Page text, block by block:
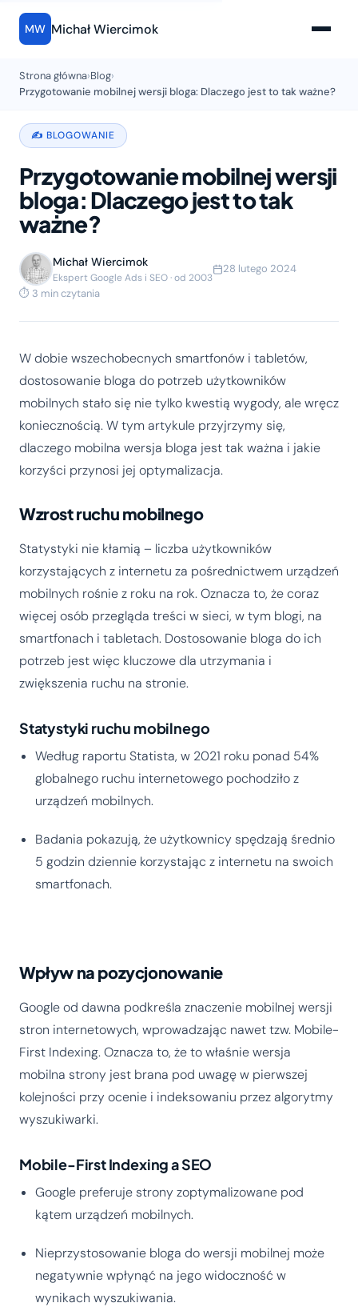
MW Michał Wiercimok
Strona główna›Blog›
Przygotowanie mobilnej wersji bloga: Dlaczego jest to tak ważne?
✍️ BLOGOWANIE
Przygotowanie mobilnej wersji
bloga: Dlaczego jest to tak
ważne?
Michał Wiercimok
Ekspert Google Ads i SEO · od 2003
28 lutego 2024
⏱ 3 min czytania
W dobie wszechobecnych smartfonów i tabletów,
dostosowanie bloga do potrzeb użytkowników
mobilnych stało się nie tylko kwestią wygody, ale wręcz
koniecznością. W tym artykule przyjrzymy się,
dlaczego mobilna wersja bloga jest tak ważna i jakie
korzyści przynosi jej optymalizacja.
Wzrost ruchu mobilnego
Statystyki nie kłamią – liczba użytkowników
korzystających z internetu za pośrednictwem urządzeń
mobilnych rośnie z roku na rok. Oznacza to, że coraz
więcej osób przegląda treści w sieci, w tym blogi, na
smartfonach i tabletach. Dostosowanie bloga do ich
potrzeb jest więc kluczowe dla utrzymania i
zwiększenia ruchu na stronie.
Statystyki ruchu mobilnego
Według raportu Statista, w 2021 roku ponad 54%
globalnego ruchu internetowego pochodziło z
urządzeń mobilnych.
Badania pokazują, że użytkownicy spędzają średnio
5 godzin dziennie korzystając z internetu na swoich
smartfonach.
Wpływ na pozycjonowanie
Google od dawna podkreśla znaczenie mobilnej wersji
stron internetowych, wprowadzając nawet tzw. Mobile-
First Indexing. Oznacza to, że to właśnie wersja
mobilna strony jest brana pod uwagę w pierwszej
kolejności przy ocenie i indeksowaniu przez algorytmy
wyszukiwarki.
Mobile-First Indexing a SEO
Google preferuje strony zoptymalizowane pod
kątem urządzeń mobilnych.
Nieprzystosowanie bloga do wersji mobilnej może
negatywnie wpłynąć na jego widoczność w
wynikach wyszukiwania.